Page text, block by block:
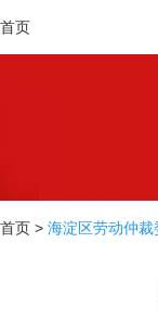
首页
首页 > 海淀区劳动仲